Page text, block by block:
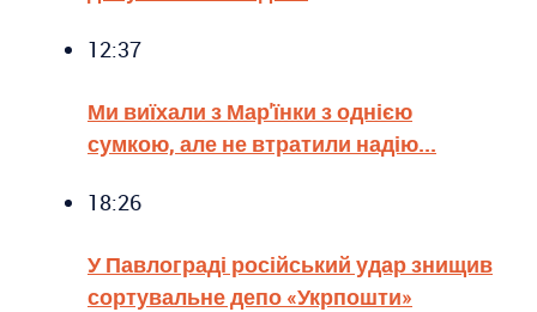
12:37
Ми виїхали з Мар'їнки з однією
сумкою, але не втратили надію...
18:26
У Павлограді російський удар знищив
сортувальне депо «Укрпошти»